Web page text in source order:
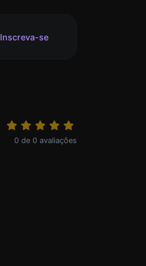
Inscreva-se
0 de 0 avaliações